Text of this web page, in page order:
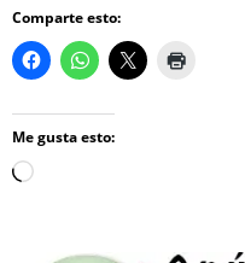
Comparte esto:
Me gusta esto:
Loading…